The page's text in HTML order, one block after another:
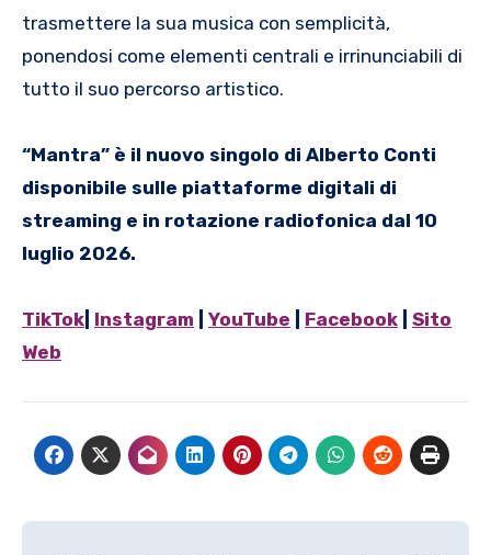
trasmettere la sua musica con semplicità,
ponendosi come elementi centrali e irrinunciabili di
tutto il suo percorso artistico.
“Mantra” è il nuovo singolo di Alberto Conti
disponibile sulle piattaforme digitali di
streaming e in rotazione radiofonica dal 10
luglio 2026.
TikTok Instagram YouTube Facebook
Sito
Web